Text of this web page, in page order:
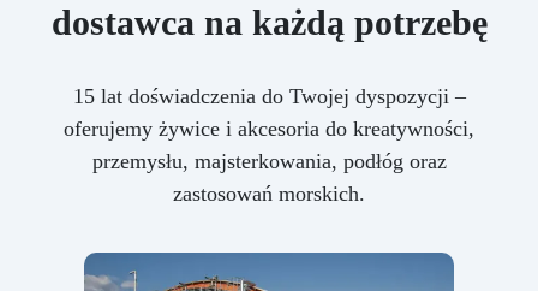
dostawca na każdą potrzebę
15 lat doświadczenia do Twojej dyspozycji –
oferujemy żywice i akcesoria do kreatywności,
przemysłu, majsterkowania, podłóg oraz
zastosowań morskich.